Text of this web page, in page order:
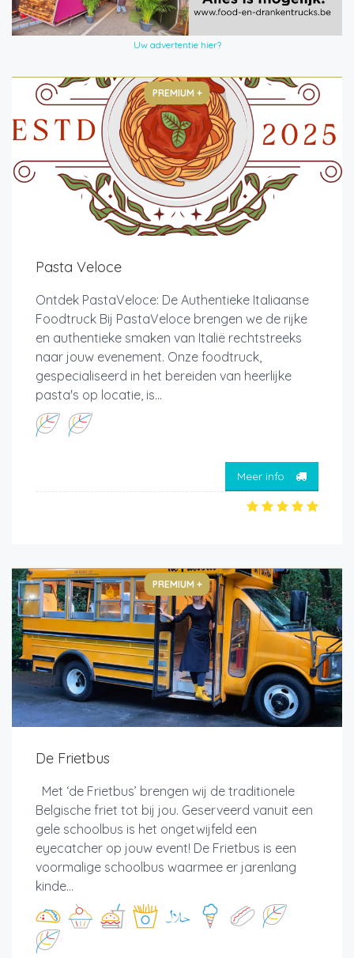
Uw advertentie hier?
PREMIUM +
Pasta Veloce
Ontdek PastaVeloce: De Authentieke Italiaanse
Foodtruck Bij PastaVeloce brengen we de rijke
en authentieke smaken van Italië rechtstreeks
naar jouw evenement. Onze foodtruck,
gespecialiseerd in het bereiden van heerlijke
pasta's op locatie, is...
Meer info
PREMIUM +
De Frietbus
Met ‘de Frietbus’ brengen wij de traditionele
Belgische friet tot bij jou. Geserveerd vanuit een
gele schoolbus is het ongetwijfeld een
eyecatcher op jouw event! De Frietbus is een
voormalige schoolbus waarmee er jarenlang
kinde...